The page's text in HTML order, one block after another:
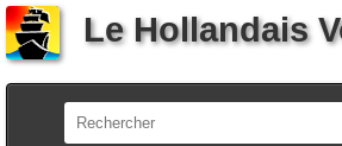
Le Hollandais